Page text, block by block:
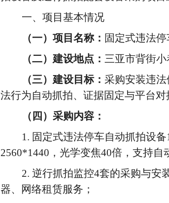
一、项目基本情况
（一）项目名称： 固定式违法
（二）建设地点： 三亚市背街小
（三）建设目标： 采购安装违法
法行为自动抓拍、 证据固定与平台对
（四） 采购内容：
1. 固定式违法停车自动抓拍设
2560*1440，光学变焦40倍，支持自
2. 逆行抓拍监控4套的采购与安
器、网络租赁服务；